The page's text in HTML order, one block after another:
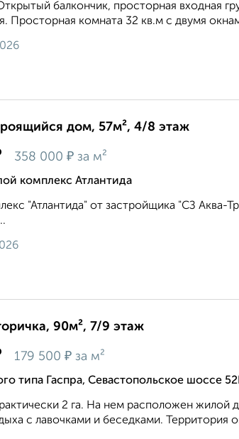
балкончик, просторная входная
Просторная комната 32 кв.м с двумя
дом, 57м², 4/8 этаж
358 000 ₽ за м²
комплекс Атлантида
"Атлантида" от застройщика "СЗ Аква-
90м², 7/9 этаж
179 500 ₽ за м²
типа Гаспра, Севастопольское шоссе
2 га. На нем расположен жилой
с лавочками и беседками. Территория